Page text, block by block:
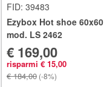
FID: 39483
Ezybox Hot shoe 60x60
mod. LS 2462
€ 169,00
risparmi € 15,00
€ 184,00 (-8%)